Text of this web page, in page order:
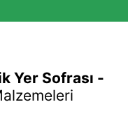
Yer Sofrası -